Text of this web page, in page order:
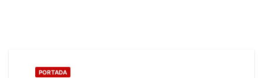
PORTADA